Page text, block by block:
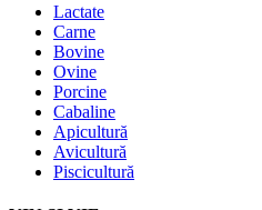
Lactate
Carne
Bovine
Ovine
Porcine
Cabaline
Apicultură
Avicultură
Piscicultură